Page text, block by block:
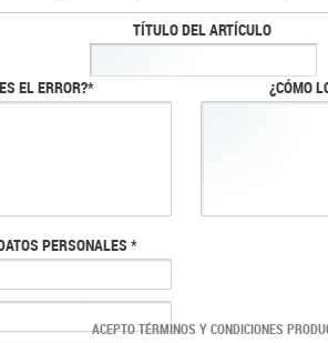
TÍTULO DEL ARTÍCULO
EL ERROR?* ¿CÓMO
PERSONALES *
ACEPTO TÉRMINOS Y CONDICIONES